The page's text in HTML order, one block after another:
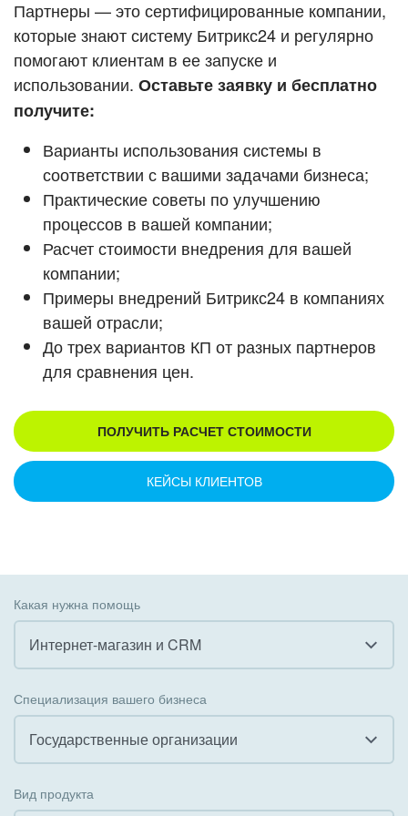
ВХОД
ВХОД
Смотреть видеокейсы
Партнеры — это сертифицированные компании,
которые знают систему Битрикс24 и регулярно
помогают клиентам в ее запуске и
использовании. Оставьте заявку и бесплатно
получите:
Варианты использования системы в
соответствии с вашими задачами бизнеса;
Практические советы по улучшению
процессов в вашей компании;
Расчет стоимости внедрения для вашей
компании;
Примеры внедрений Битрикс24 в компаниях
вашей отрасли;
До трех вариантов КП от разных партнеров
для сравнения цен.
ПОЛУЧИТЬ РАСЧЕТ СТОИМОСТИ
КЕЙСЫ КЛИЕНТОВ
Какая нужна помощь
Интернет-магазин и CRM
Внедрение КЭДО
Интеграция с 1С
Специализация вашего бизнеса
Государственные организации
Вид продукта